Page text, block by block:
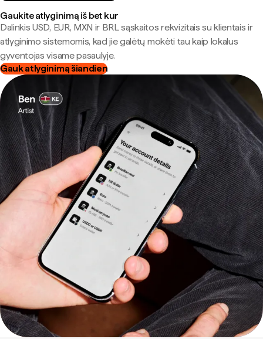
Gaukite atlyginimą iš bet kur
Dalinkis USD, EUR, MXN ir BRL sąskaitos rekvizitais su klientais ir
atlyginimo sistemomis, kad jie galėtų mokėti tau kaip lokalus
gyventojas visame pasaulyje.
Gauk atlyginimą šiandien